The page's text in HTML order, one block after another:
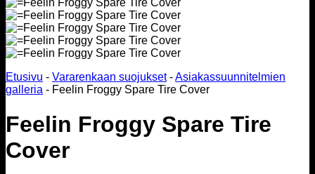
Etusivu - Vararenkaan suojukset-Asiakassuunnitelmien
galleria - Feelin Froggy Spare Tire Cover
Feelin Froggy Spare Tire
Cover